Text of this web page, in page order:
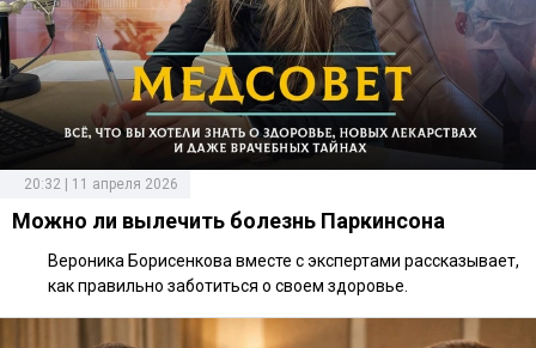
20:32 | 11 апреля 2026
Можно ли вылечить болезнь Паркинсона
Вероника Борисенкова вместе с экспертами рассказывает,
как правильно заботиться о своем здоровье.